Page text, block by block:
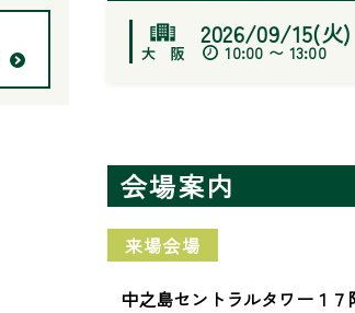
2026/09/15(火)
10:00 〜 13:00
会場案内
来場会場
中之島セントラルタワー１７